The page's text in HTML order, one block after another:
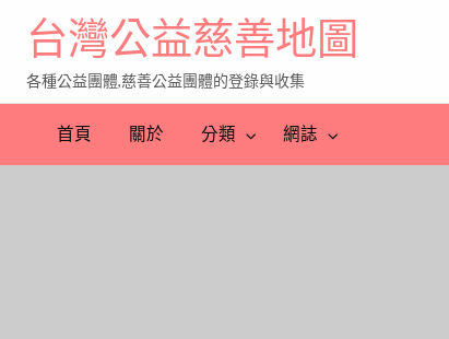
台灣公益慈善地圖
各種公益團體,慈善公益團體的登錄與收集
首頁 關於 分類 網誌